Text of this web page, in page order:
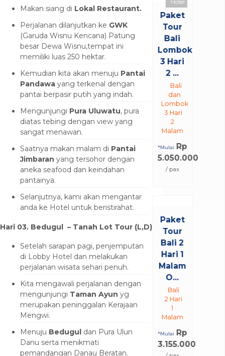
Makan siang di Lokal Restaurant.
Perjalanan dilanjutkan ke GWK
(Garuda Wisnu Kencana) Patung
besar Dewa Wisnu,tempat ini
memiliki luas 250 hektar.
Kemudian kita akan menuju Pantai
Pandawa yang terkenal dengan
pantai berpasir putih yang indah.
Mengunjungi Pura Uluwatu, pura
diatas tebing dengan view yang
sangat menawan.
Saatnya makan malam di Pantai
Jimbaran yang tersohor dengan
aneka seafood dan keindahan
pantainya.
Selanjutnya, kami akan mengantar
anda ke Hotel untuk beristirahat.
Hari 03. Bedugul – Tanah Lot Tour (L,D)
Setelah sarapan pagi, penjemputan
di Lobby Hotel dan melakukan
perjalanan wisata sehari penuh.
Kita mengawali perjalanan dengan
mengunjungi Taman Ayun yg
merupakan peninggalan Kerajaan
Mengwi.
Menuju Bedugul dan Pura Ulun
Danu serta menikmati
pemandangan Danau Beratan.
Paket
Lombok
3 Hari
2 ...
Lombok
*Mulai
Rp
5.050.000
Paket
Tour
Bali 2
Malam
Rp
3.155.000